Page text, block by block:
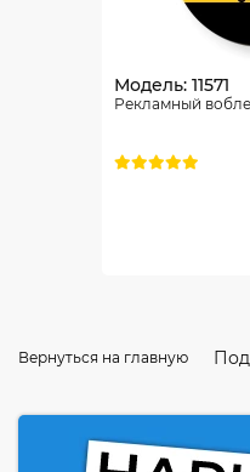
Модель: 11571
Рекламный
Вернуться на главную